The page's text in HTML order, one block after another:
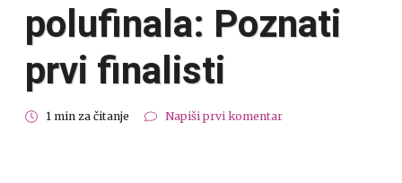
polufinala: Poznati
prvi finalisti
1 min za čitanje Napiši prvi komentar